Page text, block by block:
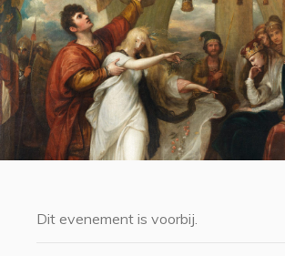
Dit evenement is voorbij.